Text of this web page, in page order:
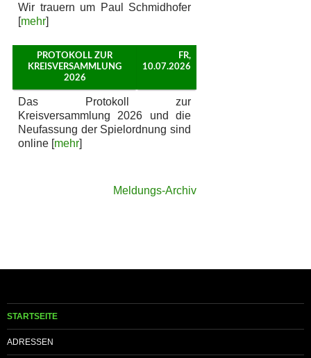
Wir trauern um Paul Schmidhofer
[mehr]
PROTOKOLL ZUR
KREISVERSAMMLUNG
2026
FR,
10.07.2026
Das Protokoll zur
Kreisversammlung 2026 und die
Neufassung der Spielordnung sind
online [mehr]
Meldungs-Archiv
STARTSEITE
ADRESSEN